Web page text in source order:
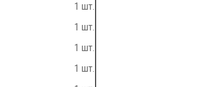
1 шт.
1 шт.
1 шт.
1 шт.